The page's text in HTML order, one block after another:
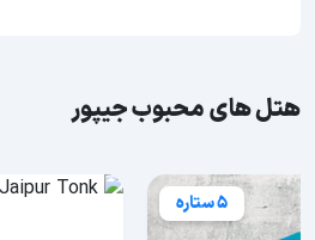
هتل های محبوب جیپور
5 ستاره